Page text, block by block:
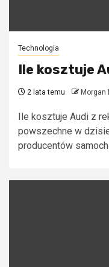
Technologia
Ile kosztuje
2 lata temu Morgan
Ile kosztuje Audi z
powszechne w
producentów